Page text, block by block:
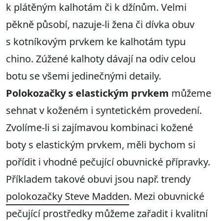
k plátěným kalhotám či k džínům. Velmi
pěkně působí, nazuje-li žena či dívka obuv
s kotníkovým prvkem ke kalhotám typu
chino. Zúžené kalhoty dávají na odiv celou
botu se všemi jedinečnými detaily.
Polokozačky s elastickým prvkem můžeme
sehnat v koženém i syntetickém provedení.
Zvolíme-li si zajímavou kombinaci kožené
boty s elastickým prvkem, měli bychom si
pořídit i vhodné pečující obuvnické přípravky.
Příkladem takové obuvi jsou např. trendy
polokozačky Steve Madden. Mezi obuvnické
pečující prostředky můžeme zařadit i kvalitní